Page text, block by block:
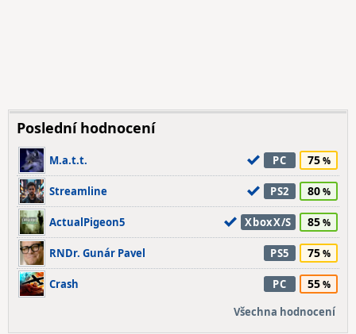
Poslední hodnocení
M.a.t.t. PC 75
Streamline PS2 80
ActualPigeon5 XboxX/S 85
RNDr. Gunár Pavel PS5 75
Crash PC 55
Všechna hodnocení